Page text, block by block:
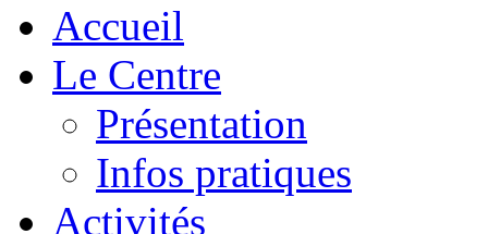
Accueil
Le Centre
Présentation
Infos pratiques
Activités